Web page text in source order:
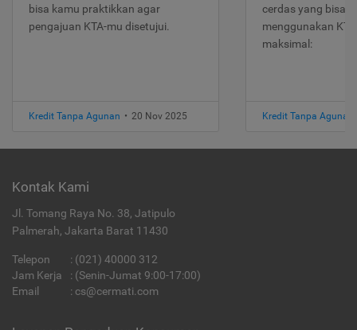
bisa kamu praktikkan agar
pengajuan KTA-mu disetujui.
Kredit Tanpa Agunan • 20 Nov 2025
cerdas yang bisa
menggunakan
maksimal:
Kredit Tanpa Agunan
Kontak Kami
Jl. Tomang Raya No. 38, Jatipulo
Palmerah, Jakarta Barat 11430
Telepon : (021) 40000 312
Jam Kerja
: (Senin-Jumat 9:00-17:00)
Email
: cs@cermati.com